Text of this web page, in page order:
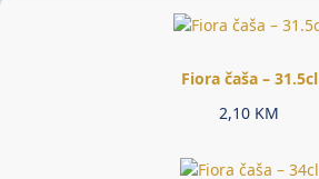
Fiora čaša – 31.5cl
2,10 KM